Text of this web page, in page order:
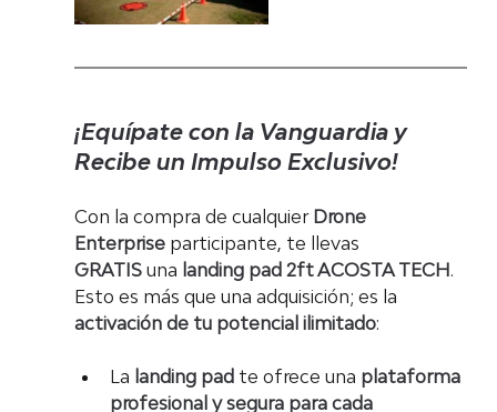
¡Equípate con la Vanguardia y
Recibe un Impulso Exclusivo!
Con la compra de cualquier Drone
Enterprise participante, te llevas
GRATIS una landing pad 2ft ACOSTA TECH.
Esto es más que una adquisición; es la
activación de tu potencial ilimitado:
La landing pad te ofrece una plataforma
profesional y segura para cada